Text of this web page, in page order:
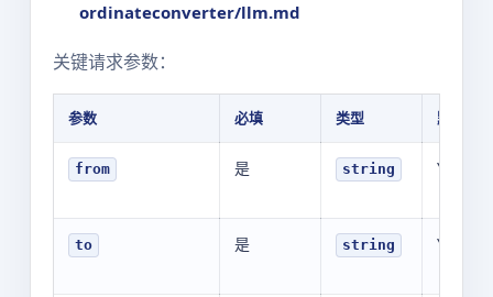
ordinateconverter/llm.md
关键请求参数：
参数 必填 类型 默认值
from 是 string
to 是 string